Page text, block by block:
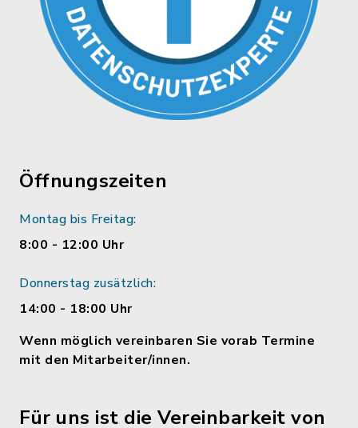
Öffnungszeiten
Montag bis Freitag:
8:00 - 12:00 Uhr
Donnerstag zusätzlich:
14:00 - 18:00 Uhr
Wenn möglich vereinbaren Sie vorab Termine
mit den Mitarbeiter/innen.
Für uns ist die Vereinbarkeit von